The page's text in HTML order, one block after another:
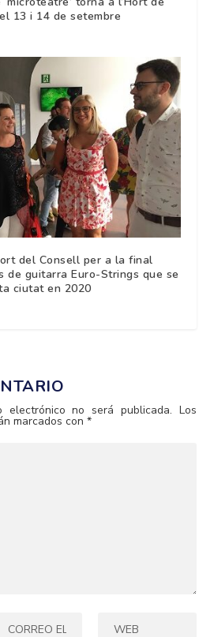
13 i 14 de setembre
del Consell per a la final
de guitarra Euro-Strings que se
ciutat en 2020
electrónico no será publicada. Los
marcados con*